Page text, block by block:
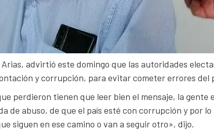
advirtió este domingo que las autoridades
y corrupción, para evitar cometer errores del
perdieron tienen que leer bien el mensaje, la gente
de abuso, de que el país esté con corrupción y por
siguen en ese camino o van a seguir otro», dijo.